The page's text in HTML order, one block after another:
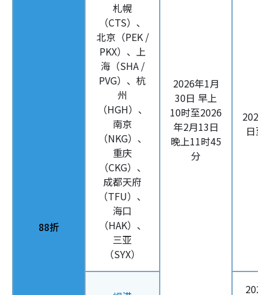
2026年1月
30日 早上
10时至2026
年2月13日
晚上11时45
分
88折
札幌
（CTS）、
北京（PEK /
PKX）、上
海（SHA /
PVG）、杭
州
（HGH）、
南京
（NKG）、
重庆
（CKG）、
成都天府
（TFU）、
海口
（HAK）、
三亚
（SYX）
2026
日至
2026